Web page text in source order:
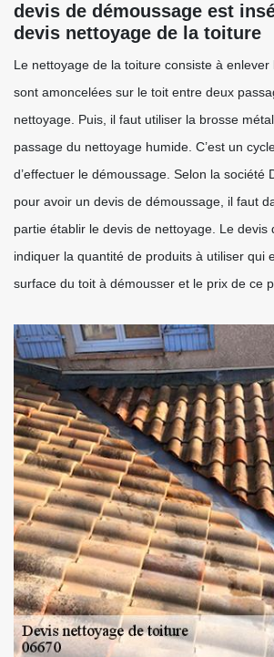
devis de démoussage est
devis nettoyage de la toiture
Le nettoyage de la toiture consiste à enlever
sont amoncelées sur le toit entre deux
nettoyage. Puis, il faut utiliser la brosse
passage du nettoyage humide. C’est un
d’effectuer le démoussage. Selon la société
pour avoir un devis de démoussage, il faut
partie établir le devis de nettoyage. Le devis
indiquer la quantité de produits à utiliser qui
surface du toit à démousser et le prix de ce